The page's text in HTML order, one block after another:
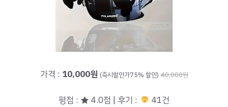
가격 : 10,000원 (즉시할인가75% 할인) 40,000원
평점 : ★ 4.0점 | 후기 : 41건